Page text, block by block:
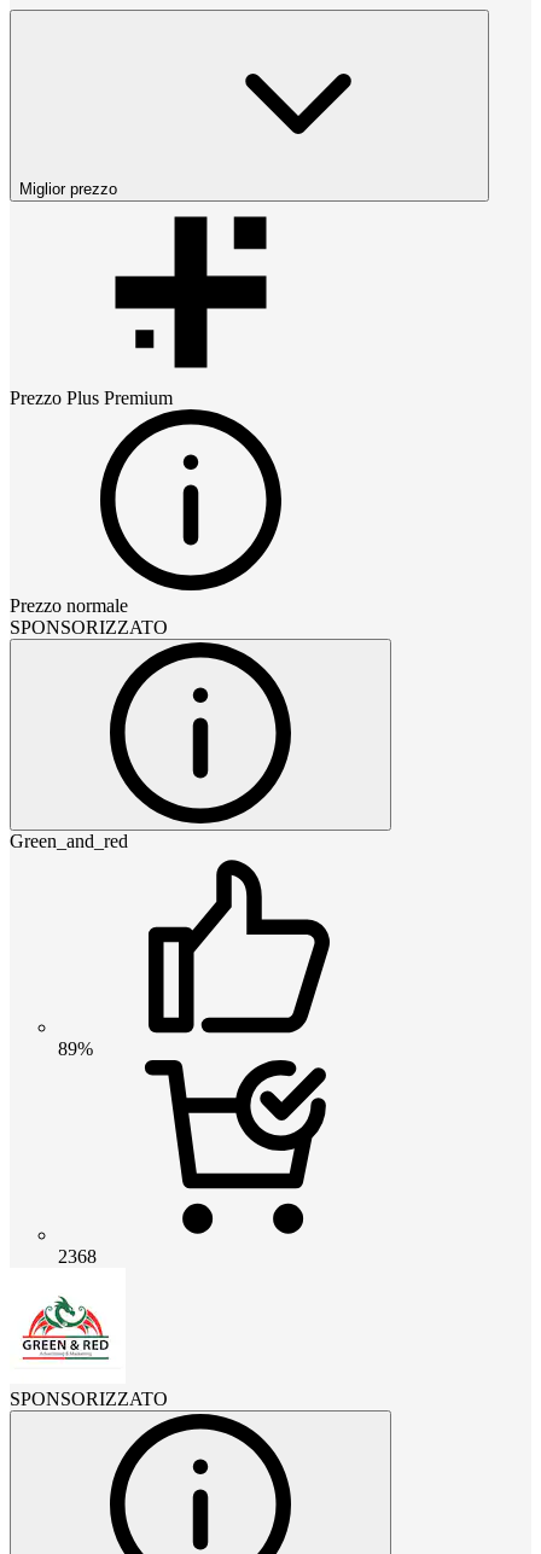
Miglior prezzo
Prezzo Plus Premium
Prezzo normale
SPONSORIZZATO
Green_and_red
89%
2368
SPONSORIZZATO